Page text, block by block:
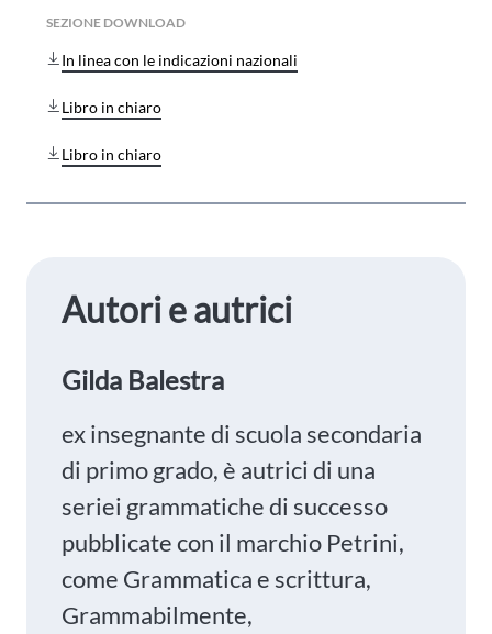
SEZIONE DOWNLOAD
In linea con le indicazioni nazionali
Libro in chiaro
Libro in chiaro
Autori e autrici
Gilda Balestra
ex insegnante di scuola secondaria
di primo grado, è autrici di una
seriei grammatiche di successo
pubblicate con il marchio Petrini,
come Grammatica e scrittura,
Grammabilmente,